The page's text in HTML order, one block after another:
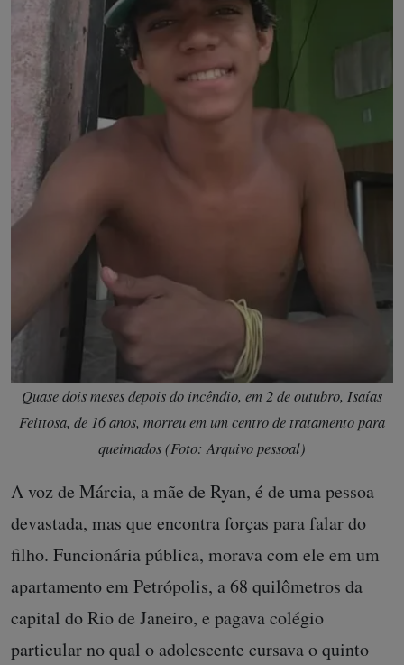
Quase dois meses depois do incêndio, em 2 de outubro, Isaías
Feittosa, de 16 anos, morreu em um centro de tratamento para
queimados (Foto: Arquivo pessoal)
A voz de Márcia, a mãe de Ryan, é de uma pessoa
devastada, mas que encontra forças para falar do
filho. Funcionária pública, morava com ele em um
apartamento em Petrópolis, a 68 quilômetros da
capital do Rio de Janeiro, e pagava colégio
particular no qual o adolescente cursava o quinto